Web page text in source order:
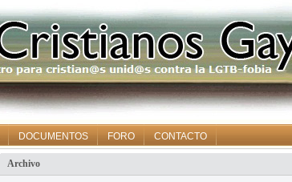
DOCUMENTOS FORO CONTACTO
Archivo